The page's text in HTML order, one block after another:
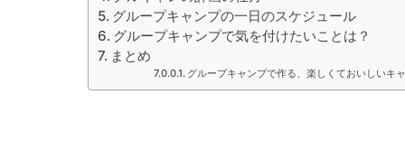
グループキャンプの一日のスケジュール
グループキャンプで気を付けたいことは？
まとめ
グループキャンプで作る、楽しくておいしいキ